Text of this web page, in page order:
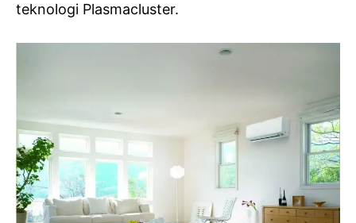
teknologi Plasmacluster.